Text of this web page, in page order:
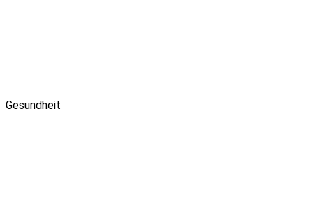
Gesundheit